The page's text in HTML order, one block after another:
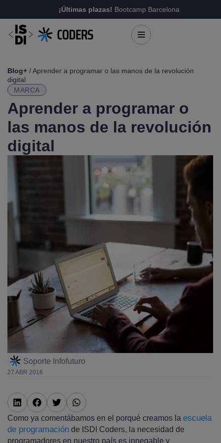
¡Últimas plazas! Bootcamp Barcelona
Blog+ / Aprender a programar o las manos de la revolución
digital
MARCA
Aprender a programar o
las manos de la revolución
digital
Soporte Infofuturo
27 ABR 2016
Como ya comentábamos en el porqué creamos la escuela
de programación de ISDI Coders, la necesidad de
programadores en nuestro país es innegable y